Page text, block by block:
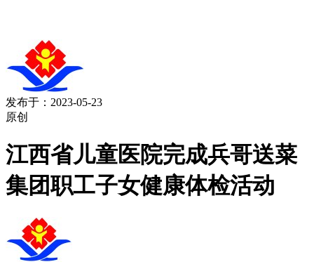
发布于：2023-05-23
原创
江西省儿童医院完成兵哥送菜
集团职工子女健康体检活动